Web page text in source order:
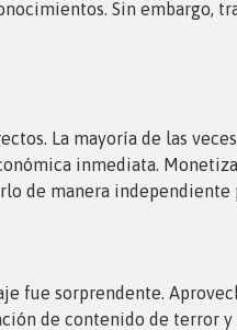
Sin embargo,
La mayoría de las
inmediata.
de manera independiente
fue sorprendente.
de contenido de terror